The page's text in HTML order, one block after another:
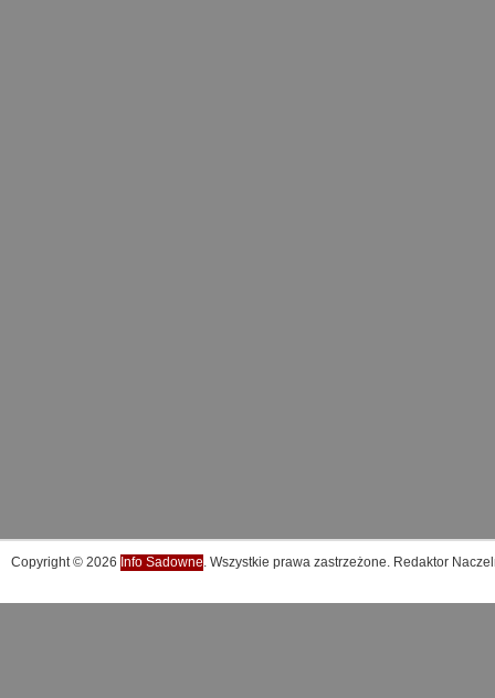
Copyright © 2026 Info Sadowne. Wszystkie prawa zastrzeżone. Redaktor